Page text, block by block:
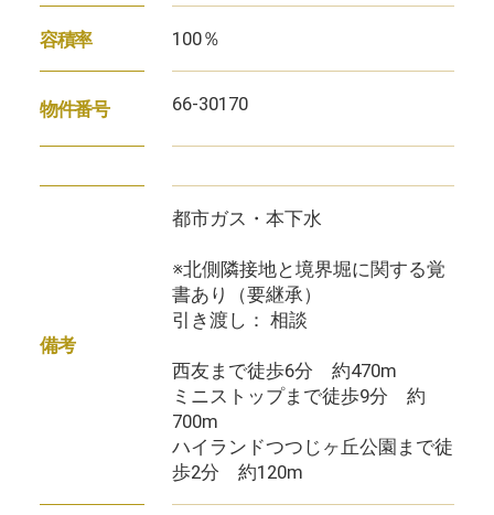
容積率 100％
物件番号 66-30170
備考
都市ガス・本下水
※北側隣接地と境界堀に関する覚
書あり（要継承）
引き渡し： 相談
西友まで徒歩6分 約470m
ミニストップまで徒歩9分 約
700m
ハイランドつつじヶ丘公園まで徒
歩2分 約120m